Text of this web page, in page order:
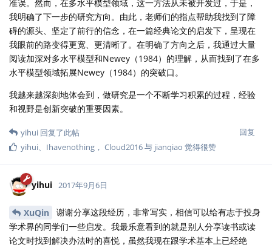
准误。然而，在多水平模型领域，这一方法从未被开发过，于是，
我明确了下一步的研究方向。由此，老师们的指点帮助我找到了障
碍的源头、坚定了前行的信念，在一篇经典论文的启发下，呈现在
我眼前的路变得更宽、更清晰了。在明确了方向之后，我通过大量
阅读加深对多水平模型和Newey（1984）的理解，从而找到了在多
水平模型领域拓展Newey（1984）的突破口。
我越来越深刻地体会到，做研究是一个不断学习积累的过程，经验
和视野是创新突破的重要因素。
回复
yihui 回复了此帖
yihui
Ihavenothing ， Cloud2016与 jianqiao 觉得很赞
yihui 2017年9月6日
XuQin
谢谢分享这段经历，非常写实，相信可以给有志于投身
学术界的同学们一些启发。我最乐意看到的就是别人分享读书或读
论文时找到解决办法时的喜悦，虽然我现在跟学术基本上已经绝